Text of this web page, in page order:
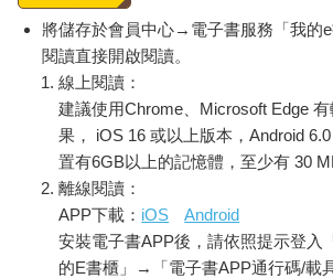
程車來到雲南。他們從這邊翻山越嶺，進入
泰國，期盼這些國家有飛機把他們送到首爾
中，隨時隨地都可能有中國公安瞥見可疑
子從未有和現代運輸、社會或科技互動的
們。其他風險還包括碰上暴力罪犯，會趁著
候搶劫或性侵。
在歷經前往中國的旅程，以及和彼得斯等
後，這項任務的絕大部分都留給艾德瑞安與
深刻印象。他們急於想出新策略要協助脫北
援。這些設施實在不理想——有時候，脫北
月，不見天日、無法活動——但這種種卻都
將儲存於會員中心→電子書服務「我的
閱讀直接開啟閱讀。
線上閱讀：
建議使用Chrome、Microsoft Edge
果， iOS 16 或以上版本，Android
置有6GB以上的記憶體，至少有 30
離線閱讀：
APP下載： iOS
Android
安裝電子書APP後，請依照提示登
的E書櫃」→「電子書APP通行碼/載